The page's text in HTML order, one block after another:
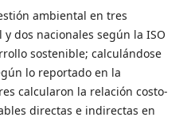
ambiental en tres
dos nacionales según la ISO
sostenible; calculándose
lo reportado en la
calcularon la relación costo-
directas e indirectas en